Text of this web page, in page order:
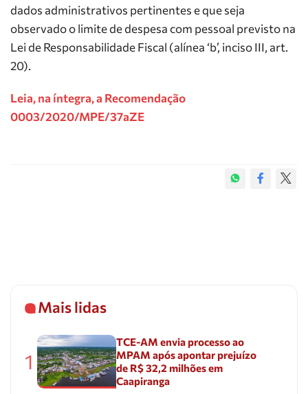
dados administrativos pertinentes e que seja
observado o limite de despesa com pessoal previsto na
Lei de Responsabilidade Fiscal (alínea ‘b’, inciso III, art.
20).
Leia, na íntegra, a Recomendação
0003/2020/MPE/37aZE
Mais lidas
1
TCE-AM envia processo ao
MPAM após apontar prejuízo
de R$ 32,2 milhões em
Caapiranga